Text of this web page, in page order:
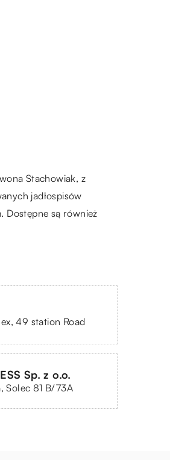
Stachowiak, z
jadłospisów
Dostępne są również
49 station Road
Sp. z o.o.
Solec 81 B/73A